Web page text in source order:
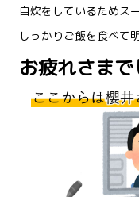
自炊をしているためス
しっかりご飯を食べて
お疲れさまで